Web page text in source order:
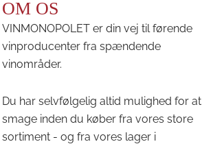
OM OS
VINMONOPOLET er din vej til førende
vinproducenter fra spændende
vinområder.
Du har selvfølgelig altid mulighed for at
smage inden du køber fra vores store
sortiment - og fra vores lager i